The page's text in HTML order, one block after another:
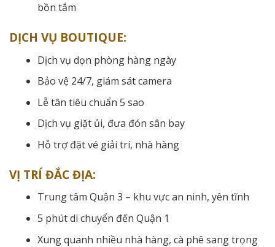
bồn tắm
DỊCH VỤ BOUTIQUE:
Dịch vụ dọn phòng hàng ngày
Bảo vệ 24/7, giám sát camera
Lễ tân tiêu chuẩn 5 sao
Dịch vụ giặt ủi, đưa đón sân bay
Hỗ trợ đặt vé giải trí, nhà hàng
VỊ TRÍ ĐẮC ĐỊA:
Trung tâm Quận 3 – khu vực an ninh, yên tĩnh
5 phút di chuyển đến Quận 1
Xung quanh nhiều nhà hàng, cà phê sang trọng